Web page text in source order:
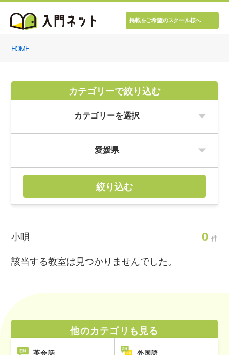
掲載をご希望のスクール様へ
HOME
カテゴリーで絞り込む
絞り込む
小唄 0 件
該当する教室は見つかりませんでした。
他のカテゴリも見る
英会話 外国語